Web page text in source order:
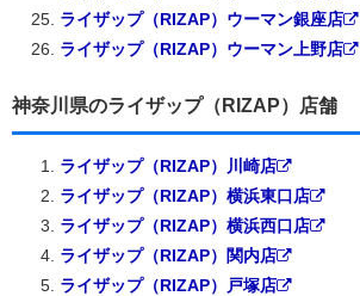
ライザップ（RIZAP）ウーマン銀座店
ライザップ（RIZAP）ウーマン上野店
神奈川県のライザップ（RIZAP）店舗
ライザップ（RIZAP）川崎店
ライザップ（RIZAP）横浜東口店
ライザップ（RIZAP）横浜西口店
ライザップ（RIZAP）関内店
ライザップ（RIZAP）戸塚店